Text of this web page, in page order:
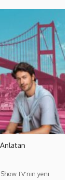
TV'nin yeni